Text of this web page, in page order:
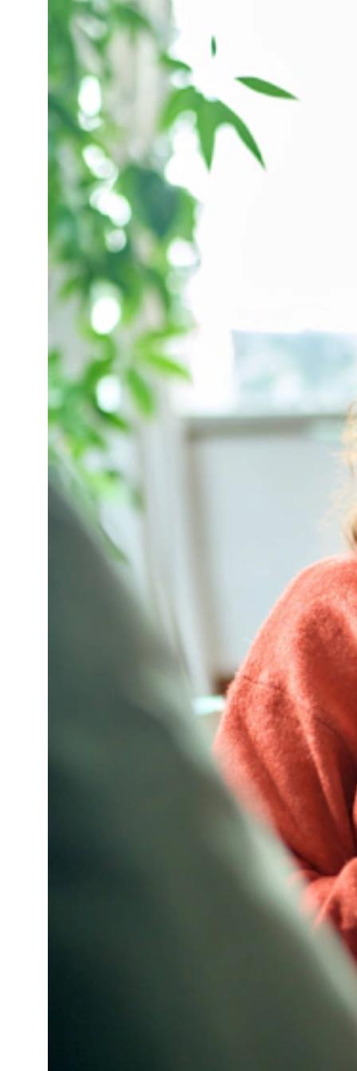
Apple iPhone 14
Apple iPhone 13
Apple iPhone 13
Overige
Apple iPhone 15 (Refurbished)
Apple iPhone 13 Pro (Refurbished)
Apple iPhone 13 (Refurbished)
Samsung
Samsung Galaxy Z
Samsung Galaxy Z Fold8 Ultra 5G
Samsung Galaxy Z Fold8 5G
Samsung Galaxy Z Fold7 5G
Samsung Galaxy Z Flip8 5G
Samsung Galaxy Z Flip7 FE 5G
Samsung Galaxy Z Flip7 5G
Samsung Galaxy S
Samsung Galaxy S26 Serie
Samsung Galaxy S26 Ultra
Samsung Galaxy S26 Plus
Samsung Galaxy S26
Samsung Galaxy S25 Ultra
Samsung Galaxy S25 Plus
Samsung Galaxy S25 FE
Samsung Galaxy S25 Edge
Samsung Galaxy S24 FE
Samsung Galaxy A
Samsung Galaxy A57 5G
Samsung Galaxy A56 5G
Samsung Galaxy A55 5G
Samsung Galaxy A37 5G
Samsung Galaxy A36 5G
Samsung Galaxy A35 5G
Samsung Galaxy A27 5G
Samsung Galaxy A26 5G
Samsung Galaxy A17 5G
Samsung Galaxy A16
Samsung Galaxy X
Samsung Galaxy Xcover 7
OnePlus Nord
Motorola Moto G56 5G
Motorola Moto G17 Power
Motorola Edge 70 Pro
Motorola Edge 70 Fusion